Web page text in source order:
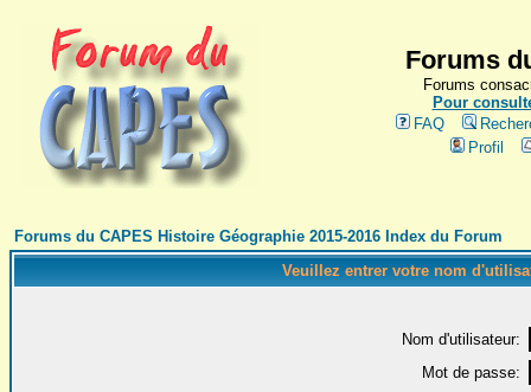
Forums
Forums
Pour
FAQ
Profil
Forums du CAPES Histoire Géographie 2015-2016 Index du Forum
Veuillez entrer votre nom
Nom d'utilisateur:
Mot de passe: